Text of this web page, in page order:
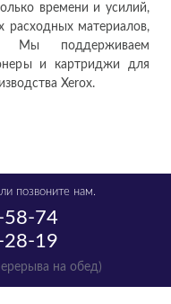
времени и усилий,
расходных материалов,
Мы поддерживаем
и картриджи для
Xerox.
58-74
28-19
на обед)
позвоните нам.